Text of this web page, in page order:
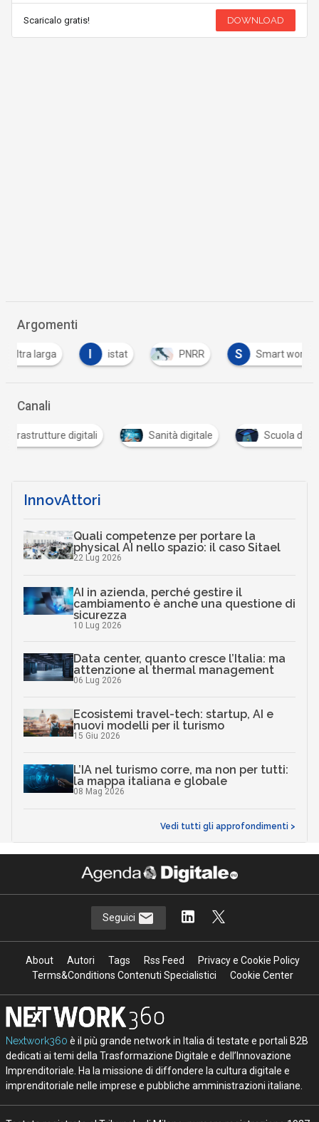
Scaricalo gratis! DOWNLOAD
Argomenti
I istat PNRR S Smart working T
Canali
digitali Sanità digitale Scuola digitale
InnovAttori
Quali competenze per portare la
physical AI nello spazio: il caso Sitael
22 Lug 2026
AI in azienda, perché gestire il
cambiamento è anche una questione di
sicurezza
10 Lug 2026
Data center, quanto cresce l’Italia: ma
attenzione al thermal management
06 Lug 2026
Ecosistemi travel-tech: startup, AI e
nuovi modelli per il turismo
15 Giu 2026
L’IA nel turismo corre, ma non per tutti:
la mappa italiana e globale
08 Mag 2026
Vedi tutti gli approfondimenti >
Seguici
About Autori Tags Rss Feed
Privacy e Cookie Policy
Terms&Conditions Contenuti Specialistici
Cookie Center
Nextwork360 è il più grande network in Italia di testate e portali B2B
dedicati ai temi della Trasformazione Digitale e dell’Innovazione
Imprenditoriale. Ha la missione di diffondere la cultura digitale e
imprenditoriale nelle imprese e pubbliche amministrazioni italiane.